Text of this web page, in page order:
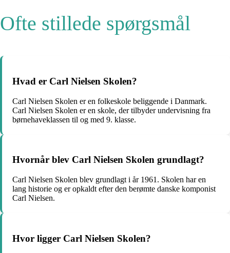
Ofte stillede spørgsmål
Hvad er Carl Nielsen Skolen?
Carl Nielsen Skolen er en folkeskole beliggende i Danmark.
Carl Nielsen Skolen er en skole, der tilbyder undervisning fra
børnehaveklassen til og med 9. klasse.
Hvornår blev Carl Nielsen Skolen grundlagt?
Carl Nielsen Skolen blev grundlagt i år 1961. Skolen har en
lang historie og er opkaldt efter den berømte danske komponist
Carl Nielsen.
Hvor ligger Carl Nielsen Skolen?